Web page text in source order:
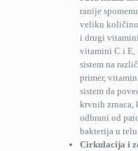
ranije
veliku
i drugi
vitamini C i E,
sistem na
primer,
sistem da
krvnih zrnaca,
odbrani od
bakterija u telu.
Cirkulacija i